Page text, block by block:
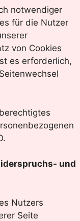
notwendiger
für die Nutzer
von Cookies
es erforderlich,
und
Nutzers
Seite